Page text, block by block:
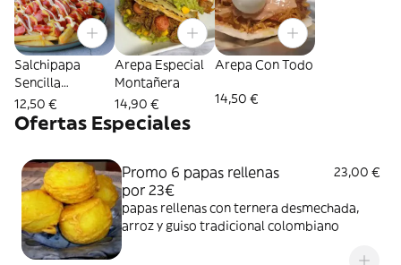
Salchipapa
Sencilla
Personal
12,50 €
Arepa Especial
Montañera
14,90 €
Arepa Con Todo
14,50 €
Ofertas Especiales
Promo 6 papas rellenas
por 23€
23,00 €
papas rellenas con ternera desmechada,
arroz y guiso tradicional colombiano